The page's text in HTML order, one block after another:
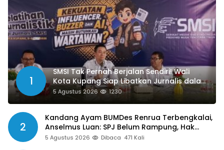
1
SMSI Tak Pernah Berjalan Sendiri! Wali
Kota Kupang Siap Libatkan Jurnalis dalam
Publikasi Program Pemkot
5 Agustus 2026 1230
2
Kandang Ayam BUMDes Renrua Terbengkalai,
Anselmus Luan: SPJ Belum Rampung, Hak
Aparat Desa Sejak Januari Belum Dibayar
5 Agustus 2026 Dibaca 471 Kali